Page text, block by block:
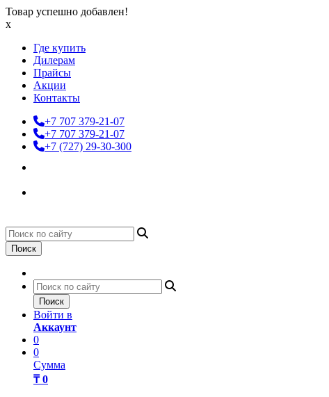
Товар успешно добавлен!
x
Где купить
Дилерам
Прайсы
Акции
Контакты
+7 707 379-21-07
+7 707 379-21-07
+7 (727) 29-30-300
Поиск
Поиск
Войти в
Аккаунт
0
0
Сумма
₸ 0